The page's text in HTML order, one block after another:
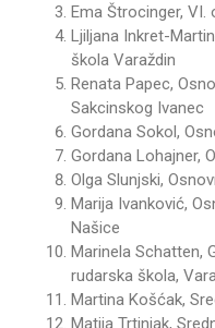
Ema Štrocinger, VI.
Ljiljana Inkret-
škola Varaždin
Renata Papec,
Sakcinskog Ivanec
Gordana Sokol,
Gordana Lohajner,
Olga Slunjski,
Marija Ivanković,
Našice
Marinela Schatten,
rudarska škola,
Martina Košćak,
Matija Trtinjak,